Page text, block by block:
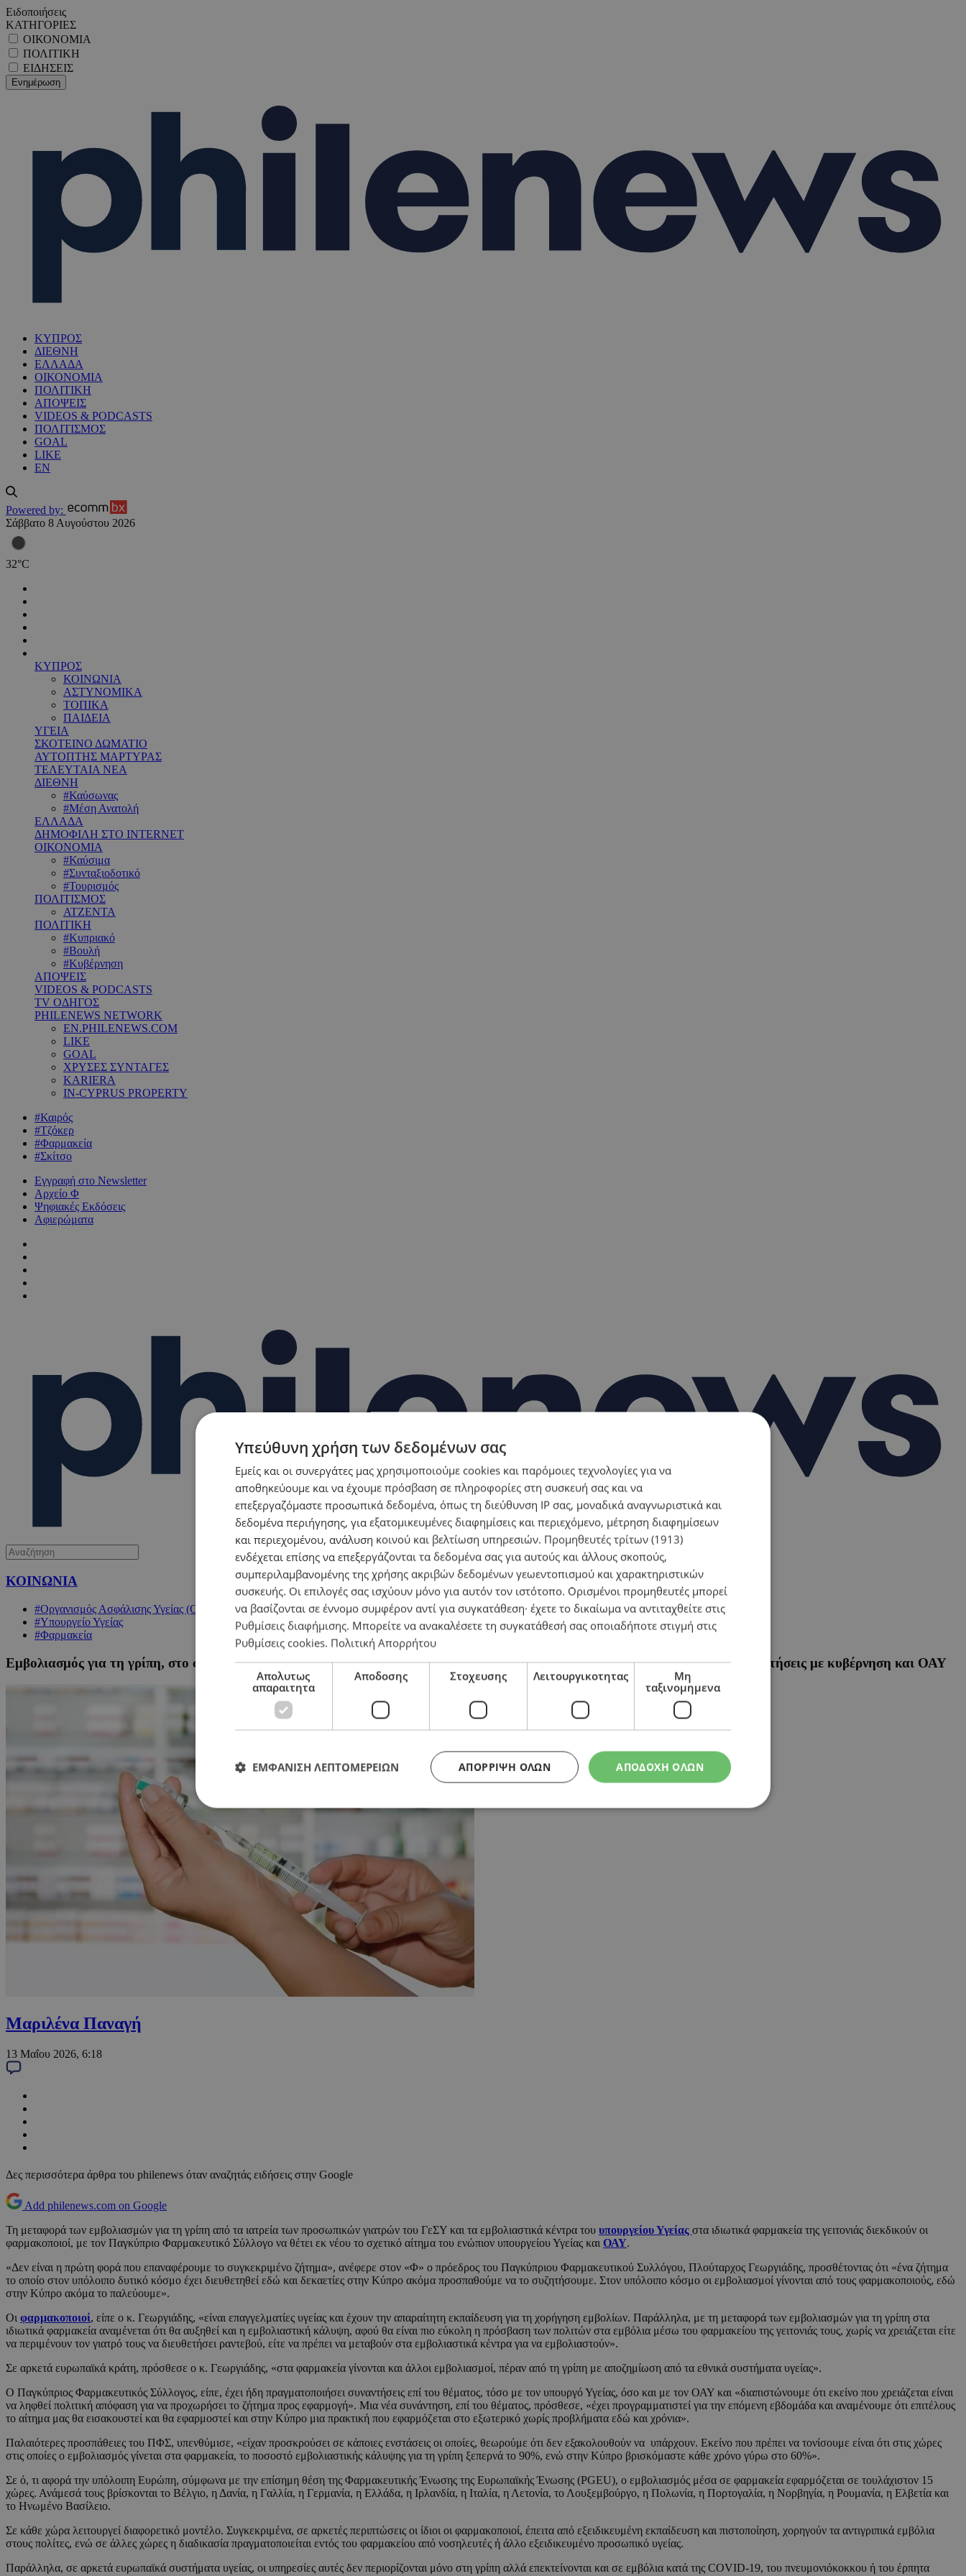
Ειδοποιήσεις
ΚΑΤΗΓΟΡΙΕΣ
ΟΙΚΟΝΟΜΙΑ
ΠΟΛΙΤΙΚΗ
ΕΙΔΗΣΕΙΣ
ΚΥΠΡΟΣ
ΔΙΕΘΝΗ
ΕΛΛΑΔΑ
ΟΙΚΟΝΟΜΙΑ
ΠΟΛΙΤΙΚΗ
ΑΠΟΨΕΙΣ
VIDEOS & PODCASTS
ΠΟΛΙΤΙΣΜΟΣ
GOAL
LIKE
EN
Powered by:
Σάββατο 8 Αυγούστου 2026
32°C
ΚΥΠΡΟΣ
ΚΟΙΝΩΝΙΑ
ΑΣΤΥΝΟΜΙΚΑ
ΤΟΠΙΚΑ
ΠΑΙΔΕΙΑ
ΥΓΕΙΑ
ΣΚΟΤΕΙΝΟ ΔΩΜΑΤΙΟ
ΑΥΤΟΠΤΗΣ ΜΑΡΤΥΡΑΣ
ΤΕΛΕΥΤΑΙΑ ΝΕΑ
ΔΙΕΘΝΗ
#Καύσωνας
#Μέση Ανατολή
ΕΛΛΑΔΑ
ΔΗΜΟΦΙΛΗ ΣΤΟ INTERNET
ΟΙΚΟΝΟΜΙΑ
#Καύσιμα
#Συνταξιοδοτικό
#Τουρισμός
ΠΟΛΙΤΙΣΜΟΣ
ΑΤΖΕΝΤΑ
ΠΟΛΙΤΙΚΗ
#Κυπριακό
#Βουλή
#Κυβέρνηση
ΑΠΟΨΕΙΣ
VIDEOS & PODCASTS
TV ΟΔΗΓΟΣ
PHILENEWS NETWORK
EN.PHILENEWS.COM
LIKE
GOAL
ΧΡΥΣΕΣ ΣΥΝΤΑΓΕΣ
KARIERA
IN-CYPRUS PROPERTY
#Καιρός
#Τζόκερ
#Φαρμακεία
#Σκίτσο
Εγγραφή στο Newsletter
Αρχείο Φ
Ψηφιακές Εκδόσεις
Αφιερώματα
ΚΟΙΝΩΝΙΑ
#Οργανισμός Ασφάλισης Υγείας (ΟΑΥ)
#Υπουργείο Υγείας
#Φαρμακεία
Εμβολιασμός για τη γρίπη, στο φαρμακείο της γειτονιάς: Επαναφέρουν το αίτημα τους οι φαρμακοποιοί – Άρχισαν ήδη τις συναντήσεις με κυβέρνηση και ΟΑΥ
Μαριλένα Παναγή
13 Μαΐου 2026, 6:18
Δες περισσότερα άρθρα του philenews όταν αναζητάς ειδήσεις στην Google
Add philenews.com on Google
Τη μεταφορά των εμβολιασμών για τη γρίπη από τα ιατρεία των προσωπικών γιατρών του ΓεΣΥ και τα εμβολιαστικά κέντρα του υπουργείου Υγείας στα ιδιωτικά φαρμακεία της γειτονιάς διεκδικούν οι
φαρμακοποιοί, με τον Παγκύπριο Φαρμακευτικό Σύλλογο να θέτει εκ νέου το σχετικό αίτημα του ενώπιον υπουργείου Υγείας και ΟΑΥ.
«Δεν είναι η πρώτη φορά που επαναφέρουμε το συγκεκριμένο ζήτημα», ανέφερε στον «Φ» ο πρόεδρος του Παγκύπριου Φαρμακευτικού Συλλόγου, Πλούταρχος Γεωργιάδης, προσθέτοντας ότι «ένα ζήτημα
το οποίο στον υπόλοιπο δυτικό κόσμο έχει διευθετηθεί εδώ και δεκαετίες στην Κύπρο ακόμα προσπαθούμε να το συζητήσουμε. Στον υπόλοιπο κόσμο οι εμβολιασμοί γίνονται από τους φαρμακοποιούς, εδώ
στην Κύπρο ακόμα το παλεύουμε».
Οι φαρμακοποιοί, είπε ο κ. Γεωργιάδης, «είναι επαγγελματίες υγείας και έχουν την απαραίτητη εκπαίδευση για τη χορήγηση εμβολίων. Παράλληλα, με τη μεταφορά των εμβολιασμών για τη γρίπη στα
ιδιωτικά φαρμακεία αναμένεται ότι θα αυξηθεί και η εμβολιαστική κάλυψη, αφού θα είναι πιο εύκολη η πρόσβαση των πολιτών στα εμβόλια μέσω του φαρμακείου της γειτονιάς τους, χωρίς να χρειάζεται είτε
να περιμένουν τον γιατρό τους να διευθετήσει ραντεβού, είτε να πρέπει να μεταβούν στα εμβολιαστικά κέντρα για να εμβολιαστούν».
Σε αρκετά ευρωπαϊκά κράτη, πρόσθεσε ο κ. Γεωργιάδης, «στα φαρμακεία γίνονται και άλλοι εμβολιασμοί, πέραν από τη γρίπη με αποζημίωση από τα εθνικά συστήματα υγείας».
Ο Παγκύπριος Φαρμακευτικός Σύλλογος, είπε, έχει ήδη πραγματοποιήσει συναντήσεις επί του θέματος, τόσο με τον υπουργό Υγείας, όσο και με τον ΟΑΥ και «διαπιστώνουμε ότι εκείνο που χρειάζεται είναι
να ληφθεί πολιτική απόφαση για να προχωρήσει το ζήτημα προς εφαρμογή». Μια νέα συνάντηση, επί του θέματος, πρόσθεσε, «έχει προγραμματιστεί για την επόμενη εβδομάδα και αναμένουμε ότι επιτέλους
το αίτημα μας θα εισακουστεί και θα εφαρμοστεί και στην Κύπρο μια πρακτική που εφαρμόζεται στο εξωτερικό χωρίς προβλήματα εδώ και χρόνια».
Παλαιότερες προσπάθειες του ΠΦΣ, υπενθύμισε, «είχαν προσκρούσει σε κάποιες ενστάσεις οι οποίες, θεωρούμε ότι δεν εξακολουθούν να υπάρχουν. Εκείνο που πρέπει να τονίσουμε είναι ότι στις χώρες
στις οποίες ο εμβολιασμός γίνεται στα φαρμακεία, το ποσοστό εμβολιαστικής κάλυψης για τη γρίπη ξεπερνά το 90%, ενώ στην Κύπρο βρισκόμαστε κάθε χρόνο γύρω στο 60%».
Σε ό, τι αφορά την υπόλοιπη Ευρώπη, σύμφωνα με την επίσημη θέση της Φαρμακευτικής Ένωσης της Ευρωπαϊκής Ένωσης (PGEU), ο εμβολιασμός μέσα σε φαρμακεία εφαρμόζεται σε τουλάχιστον 15
χώρες. Ανάμεσά τους βρίσκονται το Βέλγιο, η Δανία, η Γαλλία, η Γερμανία, η Ελλάδα, η Ιρλανδία, η Ιταλία, η Λετονία, το Λουξεμβούργο, η Πολωνία, η Πορτογαλία, η Νορβηγία, η Ρουμανία, η Ελβετία και
το Ηνωμένο Βασίλειο.
Σε κάθε χώρα λειτουργεί διαφορετικό μοντέλο. Συγκεκριμένα, σε αρκετές περιπτώσεις οι ίδιοι οι φαρμακοποιοί, έπειτα από εξειδικευμένη εκπαίδευση και πιστοποίηση, χορηγούν τα αντιγριπικά εμβόλια
στους πολίτες, ενώ σε άλλες χώρες η διαδικασία πραγματοποιείται εντός του φαρμακείου από νοσηλευτές ή άλλο εξειδικευμένο προσωπικό υγείας.
Παράλληλα, σε αρκετά ευρωπαϊκά συστήματα υγείας, οι υπηρεσίες αυτές δεν περιορίζονται μόνο στη γρίπη αλλά επεκτείνονται και σε εμβόλια κατά της COVID-19, του πνευμονιόκοκκου ή του έρπητα
Υπεύθυνη χρήση των δεδομένων σας
Εμείς και οι συνεργάτες μας χρησιμοποιούμε cookies και παρόμοιες τεχνολογίες για να
αποθηκεύουμε και να έχουμε πρόσβαση σε πληροφορίες στη συσκευή σας και να
επεξεργαζόμαστε προσωπικά δεδομένα, όπως τη διεύθυνση IP σας, μοναδικά αναγνωριστικά και
δεδομένα περιήγησης, για εξατομικευμένες διαφημίσεις και περιεχόμενο, μέτρηση διαφημίσεων
και περιεχομένου, ανάλυση κοινού και βελτίωση υπηρεσιών. Προμηθευτές τρίτων (1913)
ενδέχεται επίσης να επεξεργάζονται τα δεδομένα σας για αυτούς και άλλους σκοπούς,
συμπεριλαμβανομένης της χρήσης ακριβών δεδομένων γεωεντοπισμού και χαρακτηριστικών
συσκευής. Οι επιλογές σας ισχύουν μόνο για αυτόν τον ιστότοπο. Ορισμένοι προμηθευτές μπορεί
να βασίζονται σε έννομο συμφέρον αντί για συγκατάθεση· έχετε το δικαίωμα να αντιταχθείτε στις
Ρυθμίσεις διαφήμισης. Μπορείτε να ανακαλέσετε τη συγκατάθεσή σας οποιαδήποτε στιγμή στις
Ρυθμίσεις cookies. Πολιτική Απορρήτου
Απολυτως
απαραιτητα
Αποδοσης Στοχευσης Λειτουργικοτητας
Μη
ταξινομημενα
ΑΠΟΔΟΧΗ ΟΛΩΝ
ΑΠΌΡΡΙΨΗ ΌΛΩΝ
ΕΜΦΑΝΙΣΗ ΛΕΠΤΟΜΕΡΕΙΩΝ